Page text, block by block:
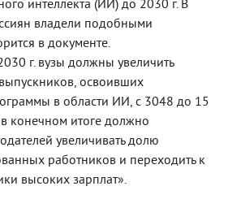
интеллекта (ИИ) до 2030 г. В
владели подобными
в документе.
г. вузы должны увеличить
освоивших
в области ИИ, с 3048 до 15
конечном итоге должно
увеличивать долю
работников и переходить к
высоких зарплат».